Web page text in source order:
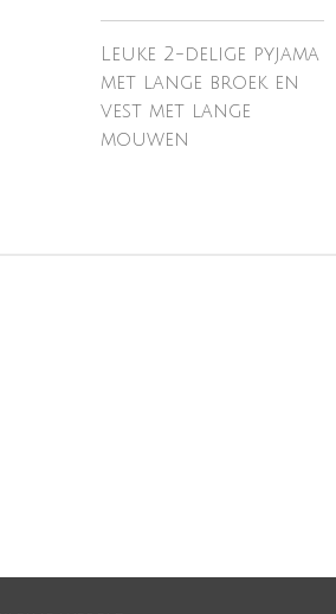
Leuke 2-delige pyjama
met lange broek en
vest met lange
mouwen